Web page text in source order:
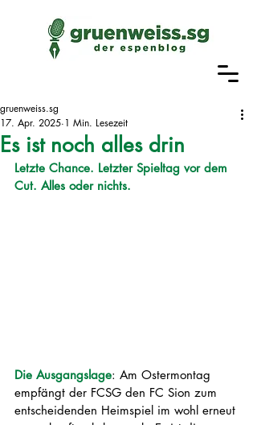
Es ist noch alles drin
gruenweiss.sg
17. Apr. 2025 1 Min. Lesezeit
Letzte Chance. Letzter Spieltag vor dem
Cut. Alles oder nichts.
Die Ausgangslage: Am Ostermontag
empfängt der FCSG den FC Sion zum
entscheidenden Heimspiel im wohl erneut